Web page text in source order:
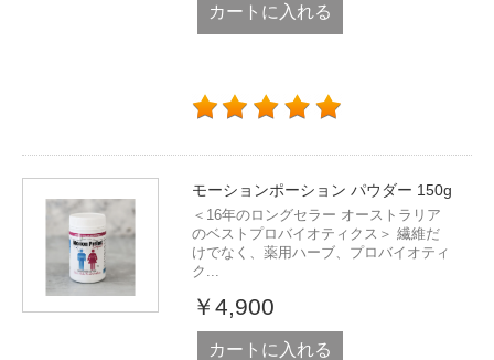
カートに入れる
モーションポーション パウダー 150g
＜16年のロングセラー オーストラリア
のベストプロバイオティクス＞ 繊維だ
けでなく、薬用ハーブ、プロバイオティ
ク...
￥4,900
カートに入れる